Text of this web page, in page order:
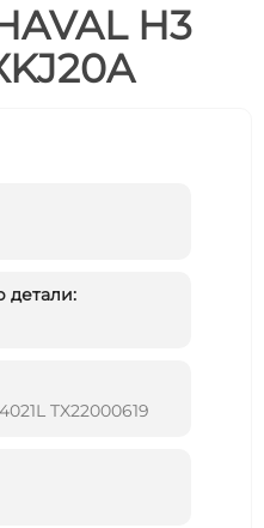
H3
детали:
TX22000619